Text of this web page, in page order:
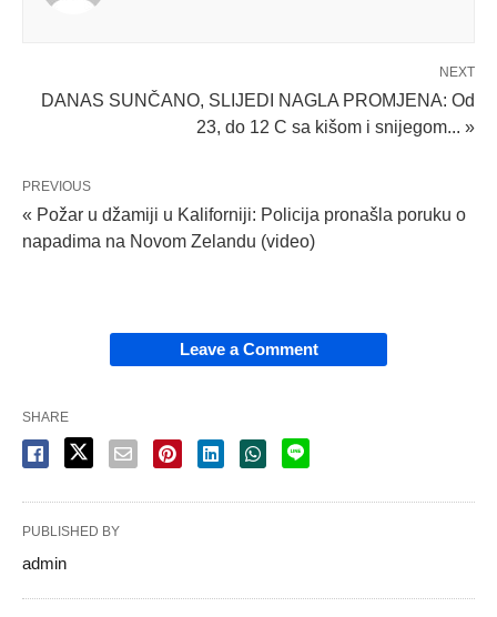
NEXT
DANAS SUNČANO, SLIJEDI NAGLA PROMJENA: Od
23, do 12 C sa kišom i snijegom... »
PREVIOUS
« Požar u džamiji u Kaliforniji: Policija pronašla poruku o
napadima na Novom Zelandu (video)
Leave a Comment
SHARE
PUBLISHED BY
admin